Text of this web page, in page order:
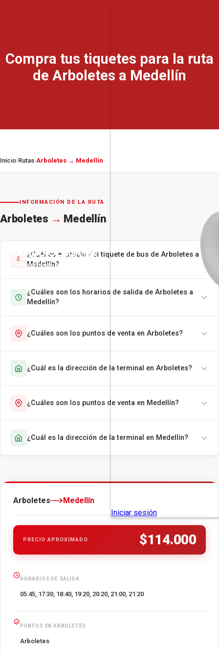
Compra tus tiquetes para la ruta
de Arboletes a Medellín
Inicio›Rutas›Arboletes → Medellín
INFORMACIÓN DE LA RUTA
Arboletes → Medellín
¿Cuál es el precio del tiquete de bus de Arboletes a
Medellín?
¿Cuáles son los horarios de salida de Arboletes a
Medellín?
¿Cuáles son los puntos de venta en Arboletes?
¿Cuál es la dirección de la terminal en Arboletes?
¿Cuáles son los puntos de venta en Medellín?
¿Cuál es la dirección de la terminal en Medellín?
Arboletes Medellín
PRECIO APROXIMADO $114.000
HORARIOS DE SALIDA
05:45, 17:30, 18:40, 19:20, 20:20, 21:00, 21:20
PUNTOS EN ARBOLETES
Arboletes